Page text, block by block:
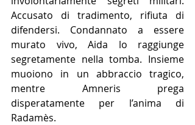
Accusato di tradimento, rifiuta di
difendersi. Condannato a essere
murato vivo, Aida lo raggiunge
segretamente nella tomba. Insieme
muoiono in un abbraccio tragico,
mentre Amneris prega
disperatamente per l’anima di
Radamès.